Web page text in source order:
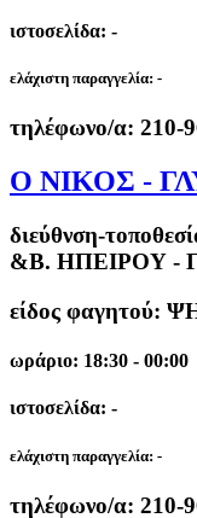
ιστοσελίδα: -
ελάχιστη παραγγελία: -
τηλέφωνο/α: 210-
Ο ΝΙΚΟΣ -
διεύθνση-
&Β. ΗΠΕΙΡΟΥ -
είδος φαγητού:
ωράριο: 18:30 - 00:00
ιστοσελίδα: -
ελάχιστη παραγγελία: -
τηλέφωνο/α: 210-